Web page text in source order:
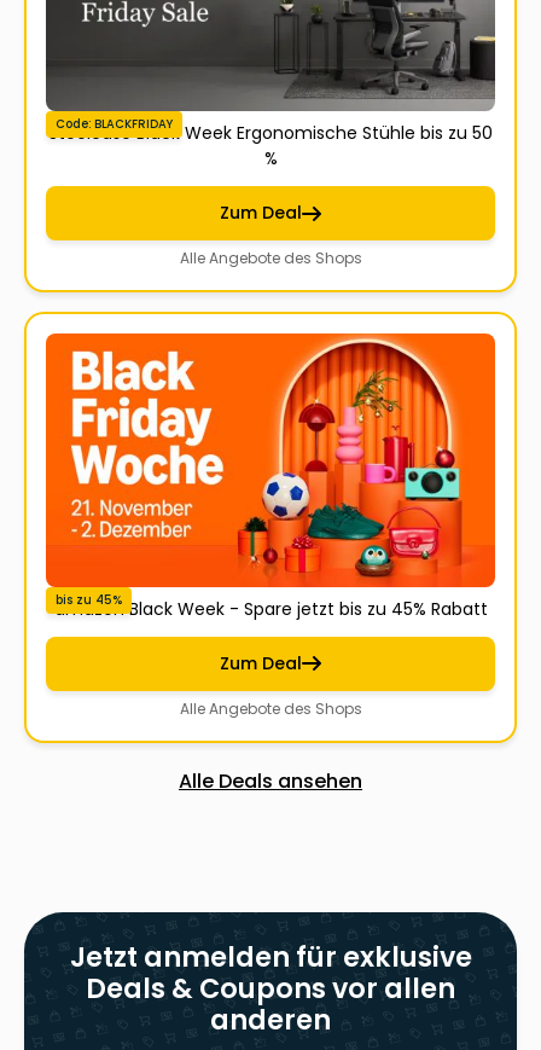
Code: BLACKFRIDAY
Steelcase Black Week Ergonomische Stühle bis zu 50
%
Zum Deal
Alle Angebote des Shops
bis zu 45%
amazon Black Week - Spare jetzt bis zu 45% Rabatt
Zum Deal
Alle Angebote des Shops
Alle Deals ansehen
Jetzt anmelden für exklusive
Deals & Coupons vor allen
anderen